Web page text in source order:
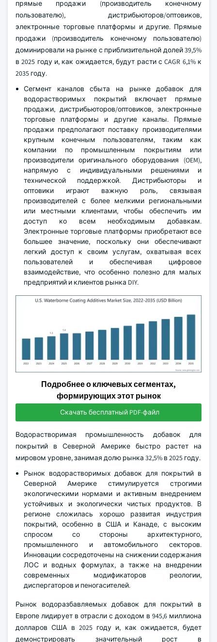
прямые продажи (производитель конечному
пользователю), дистрибьюторов/оптовиков,
электронные торговые платформы и другие. Прямые
продажи (производитель конечному пользователю)
доминировали на рынке с приблизительной долей 39,5%
в 2025 году и, как ожидается, будут расти с CAGR 6,1% к
2035 году.
Сегмент каналов сбыта на рынке добавок для
водорастворимых покрытий включает прямые
продажи, дистрибьюторов/оптовиков, электронные
торговые платформы и другие каналы. Прямые
продажи предполагают поставку производителями
крупным конечным пользователям, таким как
компании по промышленным покрытиям или
производители оригинального оборудования (OEM),
напрямую с индивидуальными решениями и
технической поддержкой. Дистрибьюторы и
оптовики играют важную роль, связывая
производителей с более мелкими региональными
или местными клиентами, чтобы обеспечить им
доступ ко всем необходимым добавкам.
Электронные торговые платформы приобретают все
большее значение, поскольку они обеспечивают
легкий доступ к своим услугам, охватывая всех
пользователей и обеспечивая цифровое
взаимодействие, что особенно полезно для малых
предприятий и клиентов рынка DIY.
Подробнее о ключевых сегментах,
формирующих этот рынок
Скачать бесплатный PDF-файл
Водорастворимая промышленность добавок для
покрытий в Северной Америке быстро растет на
мировом уровне, занимая долю рынка 32,5% в 2025 году.
Рынок водорастворимых добавок для покрытий в
Северной Америке стимулируется строгими
экологическими нормами и активным внедрением
устойчивых и экологически чистых продуктов. В
регионе сложилась хорошо развитая индустрия
покрытий, особенно в США и Канаде, с высоким
спросом со стороны архитектурного,
промышленного и автомобильного секторов.
Инновации сосредоточены на снижении содержания
ЛОС и водных формулах, а также на внедрении
современных модификаторов реологии,
диспергаторов и пеногасителей.
Рынок водоразбавляемых добавок для покрытий в
Европе лидирует в отрасли с доходом в 945,6 миллиона
долларов США в 2025 году и, как ожидается, будет
демонстрировать значительный рост в